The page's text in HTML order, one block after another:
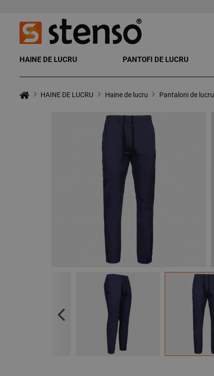
HAINE DE LUCRU PANTOFI DE LUCRU
HAINE DE LUCRU Haine de lucru Pantaloni de lucru
Previous